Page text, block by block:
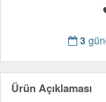
3
Ürün Açıklaması